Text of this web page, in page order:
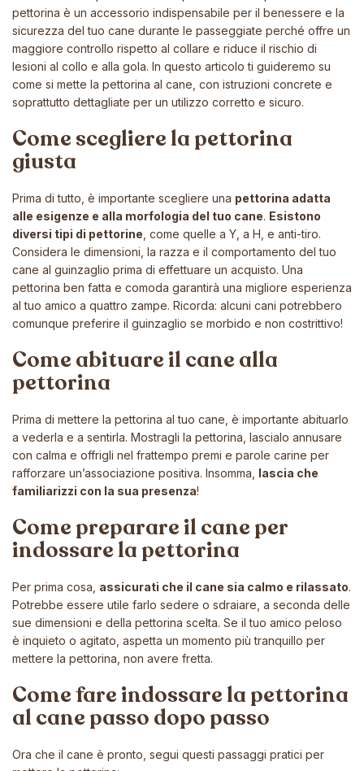
pettorina è un accessorio indispensabile per il benessere e la
sicurezza del tuo cane durante le passeggiate perché offre un
maggiore controllo rispetto al collare e riduce il rischio di
lesioni al collo e alla gola. In questo articolo ti guideremo su
come si mette la pettorina al cane, con istruzioni concrete e
soprattutto dettagliate per un utilizzo corretto e sicuro.
Come scegliere la pettorina
giusta
Prima di tutto, è importante scegliere una pettorina adatta
alle esigenze e alla morfologia del tuo cane. Esistono
diversi tipi di pettorine , come quelle a Y, a H, e anti-tiro.
Considera le dimensioni, la razza e il comportamento del tuo
cane al guinzaglio prima di effettuare un acquisto. Una
pettorina ben fatta e comoda garantirà una migliore esperienza
al tuo amico a quattro zampe. Ricorda: alcuni cani potrebbero
comunque preferire il guinzaglio se morbido e non costrittivo!
Come abituare il cane alla
pettorina
Prima di mettere la pettorina al tuo cane, è importante abituarlo
a vederla e a sentirla. Mostragli la pettorina, lascialo annusare
con calma e offrigli nel frattempo premi e parole carine per
rafforzare un’associazione positiva. Insomma, lascia che
familiarizzi con la sua presenza!
Come preparare il cane per
indossare la pettorina
Per prima cosa, assicurati che il cane sia calmo e rilassato.
Potrebbe essere utile farlo sedere o sdraiare, a seconda delle
sue dimensioni e della pettorina scelta. Se il tuo amico peloso
è inquieto o agitato, aspetta un momento più tranquillo per
mettere la pettorina, non avere fretta.
Come fare indossare la pettorina
al cane passo dopo passo
Ora che il cane è pronto, segui questi passaggi pratici per